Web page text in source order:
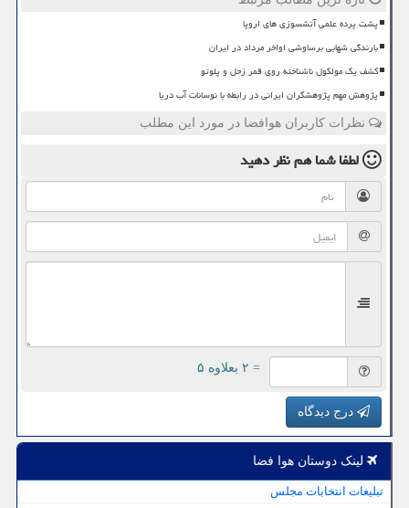
پشت پرده علمی آتشسوزی های اروپا
بارندگی شهابی برساوشی اواخر مرداد در ایران
کشف یک مولکول ناشناخته روی قمر زحل و پلوتو
پژوهش مهم پژوهشگران ایرانی در رابطه با نوسانات آب دریا
نظرات کاربران هوافضا در مورد این مطلب
لطفا شما همنظر دهید
= ۲ بعلاوه ۵
درج دیدگاه
لینک دوستان هوا فضا
تبلیغات انتخابات مجلس